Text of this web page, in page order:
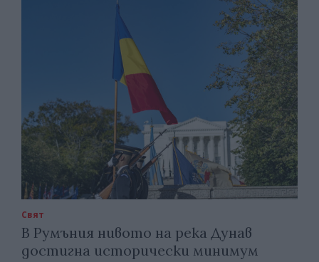
Свят
В Румъния нивото на река Дунав
достигна исторически минимум